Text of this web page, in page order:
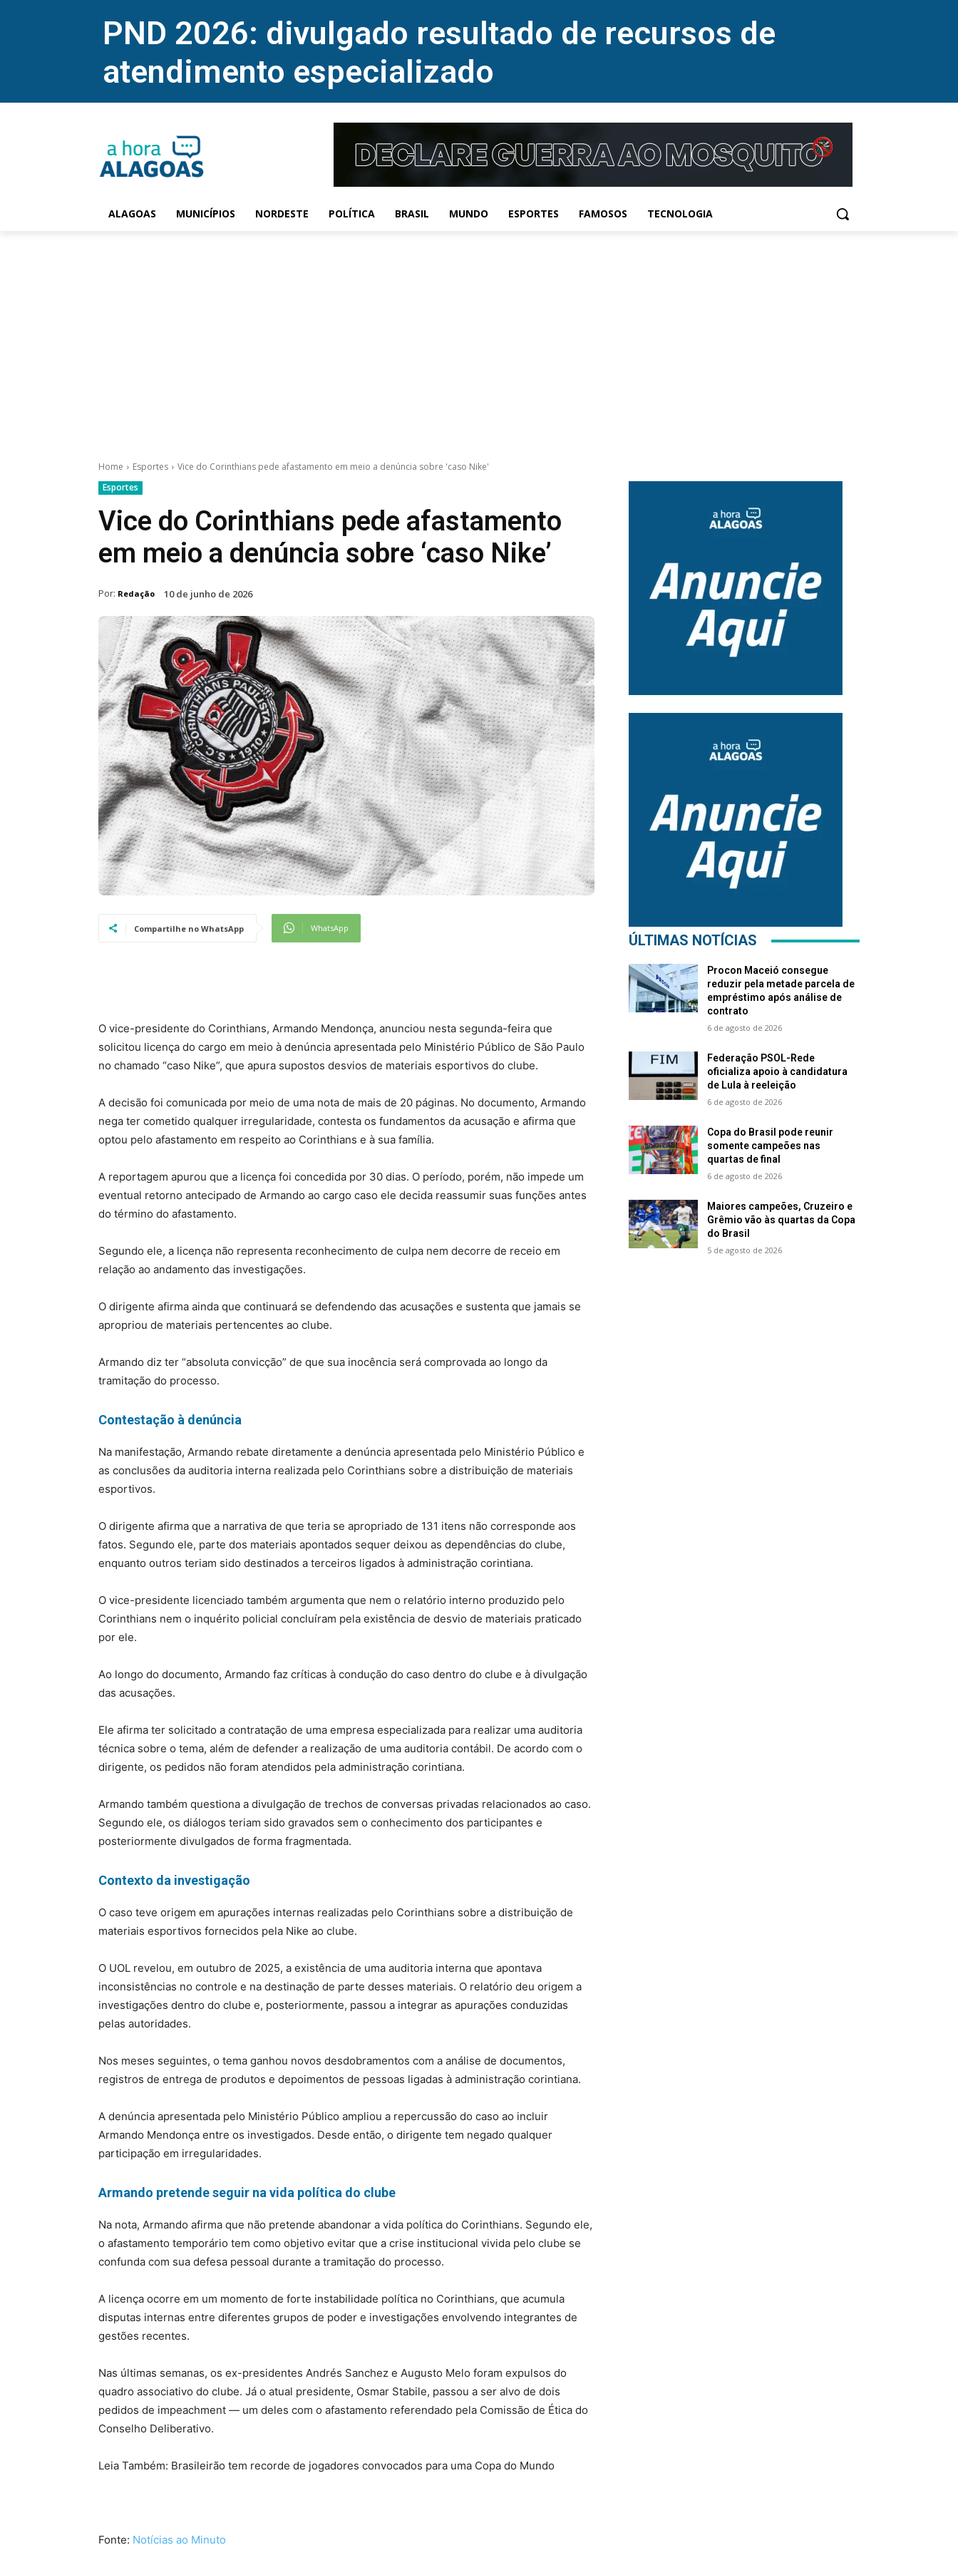
PND 2026: divulgado resultado de recursos de
atendimento especializado
ALAGOAS MUNICÍPIOS NORDESTE POLÍTICA BRASIL MUNDO ESPORTES FAMOSOS TECNOLOGIA
Home Esportes
Vice do Corinthians pede afastamento em meio a denúncia sobre 'caso Nike'
Esportes
Vice do Corinthians pede afastamento
em meio a denúncia sobre ‘caso Nike’
Por: Redação 10 de junho de 2026
Compartilhe no WhatsApp WhatsApp
O vice-presidente do Corinthians, Armando Mendonça, anunciou nesta segunda-feira que
solicitou licença do cargo em meio à denúncia apresentada pelo Ministério Público de São Paulo
no chamado “caso Nike”, que apura supostos desvios de materiais esportivos do clube.
A decisão foi comunicada por meio de uma nota de mais de 20 páginas. No documento, Armando
nega ter cometido qualquer irregularidade, contesta os fundamentos da acusação e afirma que
optou pelo afastamento em respeito ao Corinthians e à sua família.
A reportagem apurou que a licença foi concedida por 30 dias. O período, porém, não impede um
eventual retorno antecipado de Armando ao cargo caso ele decida reassumir suas funções antes
do término do afastamento.
Segundo ele, a licença não representa reconhecimento de culpa nem decorre de receio em
relação ao andamento das investigações.
O dirigente afirma ainda que continuará se defendendo das acusações e sustenta que jamais se
apropriou de materiais pertencentes ao clube.
Armando diz ter “absoluta convicção” de que sua inocência será comprovada ao longo da
tramitação do processo.
Contestação à denúncia
Na manifestação, Armando rebate diretamente a denúncia apresentada pelo Ministério Público e
as conclusões da auditoria interna realizada pelo Corinthians sobre a distribuição de materiais
esportivos.
O dirigente afirma que a narrativa de que teria se apropriado de 131 itens não corresponde aos
fatos. Segundo ele, parte dos materiais apontados sequer deixou as dependências do clube,
enquanto outros teriam sido destinados a terceiros ligados à administração corintiana.
O vice-presidente licenciado também argumenta que nem o relatório interno produzido pelo
Corinthians nem o inquérito policial concluíram pela existência de desvio de materiais praticado
por ele.
Ao longo do documento, Armando faz críticas à condução do caso dentro do clube e à divulgação
das acusações.
Ele afirma ter solicitado a contratação de uma empresa especializada para realizar uma auditoria
técnica sobre o tema, além de defender a realização de uma auditoria contábil. De acordo com o
dirigente, os pedidos não foram atendidos pela administração corintiana.
Armando também questiona a divulgação de trechos de conversas privadas relacionados ao caso.
Segundo ele, os diálogos teriam sido gravados sem o conhecimento dos participantes e
posteriormente divulgados de forma fragmentada.
Contexto da investigação
O caso teve origem em apurações internas realizadas pelo Corinthians sobre a distribuição de
materiais esportivos fornecidos pela Nike ao clube.
O UOL revelou, em outubro de 2025, a existência de uma auditoria interna que apontava
inconsistências no controle e na destinação de parte desses materiais. O relatório deu origem a
investigações dentro do clube e, posteriormente, passou a integrar as apurações conduzidas
pelas autoridades.
Nos meses seguintes, o tema ganhou novos desdobramentos com a análise de documentos,
registros de entrega de produtos e depoimentos de pessoas ligadas à administração corintiana.
A denúncia apresentada pelo Ministério Público ampliou a repercussão do caso ao incluir
Armando Mendonça entre os investigados. Desde então, o dirigente tem negado qualquer
participação em irregularidades.
Armando pretende seguir na vida política do clube
Na nota, Armando afirma que não pretende abandonar a vida política do Corinthians. Segundo ele,
o afastamento temporário tem como objetivo evitar que a crise institucional vivida pelo clube se
confunda com sua defesa pessoal durante a tramitação do processo.
A licença ocorre em um momento de forte instabilidade política no Corinthians, que acumula
disputas internas entre diferentes grupos de poder e investigações envolvendo integrantes de
gestões recentes.
Nas últimas semanas, os ex-presidentes Andrés Sanchez e Augusto Melo foram expulsos do
quadro associativo do clube. Já o atual presidente, Osmar Stabile, passou a ser alvo de dois
pedidos de impeachment — um deles com o afastamento referendado pela Comissão de Ética do
Conselho Deliberativo.
Leia Também: Brasileirão tem recorde de jogadores convocados para uma Copa do Mundo
Fonte: Notícias ao Minuto
ÚLTIMAS NOTÍCIAS
Procon Maceió consegue
reduzir pela metade parcela de
empréstimo após análise de
contrato
6 de agosto de 2026
Federação PSOL-Rede
oficializa apoio à candidatura
de Lula à reeleição
6 de agosto de 2026
Copa do Brasil pode reunir
somente campeões nas
quartas de final
6 de agosto de 2026
Maiores campeões, Cruzeiro e
Grêmio vão às quartas da Copa
do Brasil
5 de agosto de 2026